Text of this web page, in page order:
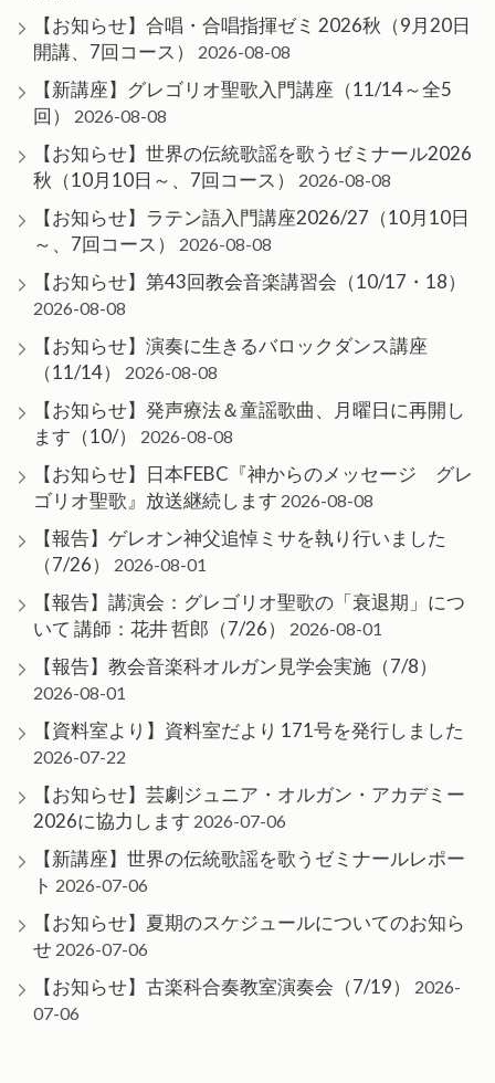
【お知らせ】合唱・合唱指揮ゼミ 2026秋（9月20日
開講、7回コース）
2026-08-08
【新講座】グレゴリオ聖歌入門講座（11/14～全5
回）
2026-08-08
【お知らせ】世界の伝統歌謡を歌うゼミナール2026
秋（10月10日～、7回コース）
2026-08-08
【お知らせ】ラテン語入門講座2026/27（10月10日
～、7回コース）
2026-08-08
【お知らせ】第43回教会音楽講習会（10/17・18）
2026-08-08
【お知らせ】演奏に生きるバロックダンス講座
（11/14）
2026-08-08
【お知らせ】発声療法＆童謡歌曲、月曜日に再開し
ます（10/）
2026-08-08
【お知らせ】日本FEBC『神からのメッセージ グレ
ゴリオ聖歌』放送継続します 2026-08-08
【報告】ゲレオン神父追悼ミサを執り行いました
（7/26）
2026-08-01
【報告】講演会：グレゴリオ聖歌の「衰退期」につ
いて 講師：花井 哲郎（7/26）
2026-08-01
【報告】教会音楽科オルガン見学会実施（7/8）
2026-08-01
【資料室より】資料室だより 171号を発行しました
2026-07-22
【お知らせ】芸劇ジュニア・オルガン・アカデミー
2026に協力します 2026-07-06
【新講座】世界の伝統歌謡を歌うゼミナールレポー
ト 2026-07-06
【お知らせ】夏期のスケジュールについてのお知ら
せ 2026-07-06
【お知らせ】古楽科合奏教室演奏会（7/19）
2026-
07-06